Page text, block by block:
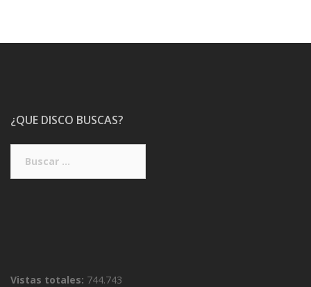
¿QUE DISCO BUSCAS?
Vistas totales: 744.743